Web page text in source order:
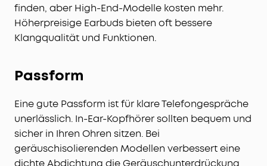
finden, aber High-End-Modelle kosten mehr.
Höherpreisige Earbuds bieten oft bessere
Klangqualität und Funktionen.
Passform
Eine gute Passform ist für klare Telefongespräche
unerlässlich. In-Ear-Kopfhörer sollten bequem und
sicher in Ihren Ohren sitzen. Bei
geräuschisolierenden Modellen verbessert eine
dichte Abdichtung die Geräuschunterdrückung